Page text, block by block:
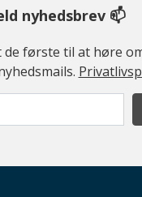
nyhedsbrev 📫
første til at høre